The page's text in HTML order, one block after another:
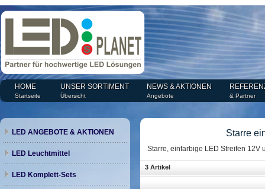
HOME
Startseite
UNSER SORTIMENT
Übersicht
NEWS & AKTIONEN
Angebote & Partner
Starre
Starre, einfarbige LED Streifen 12V
3 Artikel
LED ANGEBOTE & AKTIONEN
LED Leuchtmittel
LED Komplett-Sets